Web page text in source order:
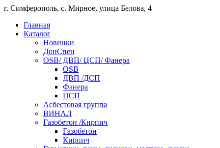
г. Симферополь, с. Мирное, улица Белова, 4
Главная
Каталог
Новинки
ДонСпец
OSB/ ДВП/ ЦСП/ Фанера
OSB
ДВП /ДСП
Фанера
ЦСП
Асбестовая группа
ВИНАЛ
Газобетон /Кирпич
Газобетон
Кирпич